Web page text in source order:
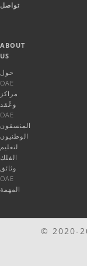
تواصل
ABOUT
US
حول
OAE
مراكز
وعُقد
OAE
المنسقون
الوطنيون
لتعليم
الفلك
وثائق
OAE
المهمة
© 2020-